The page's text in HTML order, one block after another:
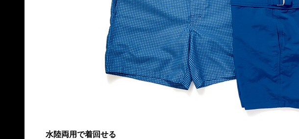
水陸両用で着回せる